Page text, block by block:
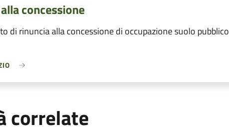
concessione
di rinuncia alla concessione di occupazione suolo pubblico
correlate